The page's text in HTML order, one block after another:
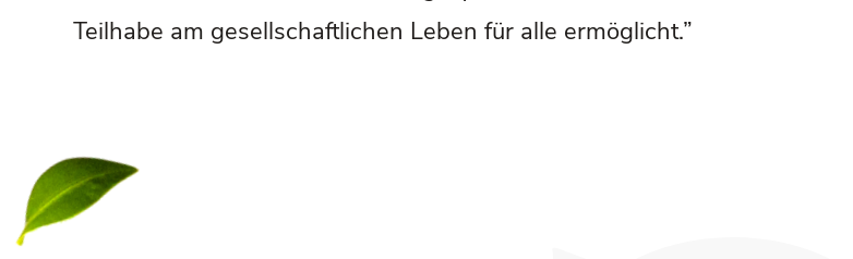
Teilhabe am gesellschaftlichen Leben für alle ermöglicht.”